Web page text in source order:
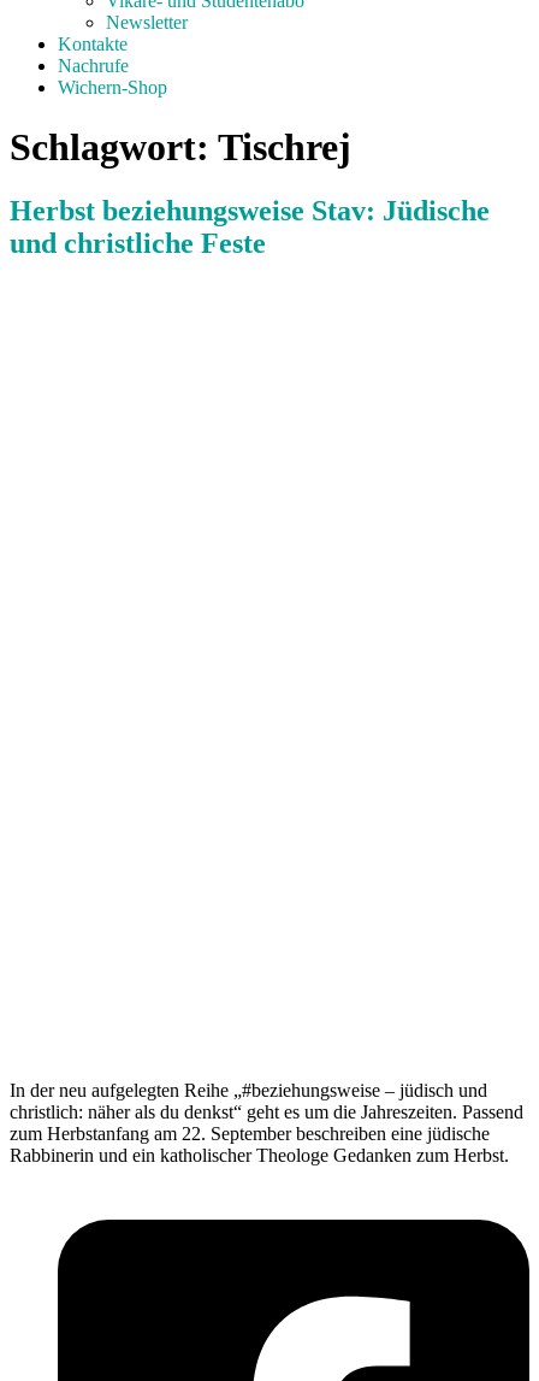
Newsletter
Kontakte
Nachrufe
Wichern-Shop
Schlagwort: Tischrej
Herbst beziehungsweise Stav: Jüdische
und christliche Feste
In der neu aufgelegten Reihe „#beziehungsweise – jüdisch und
christlich: näher als du denkst“ geht es um die Jahreszeiten. Passend
zum Herbstanfang am 22. September beschreiben eine jüdische
Rabbinerin und ein katholischer Theologe Gedanken zum Herbst.